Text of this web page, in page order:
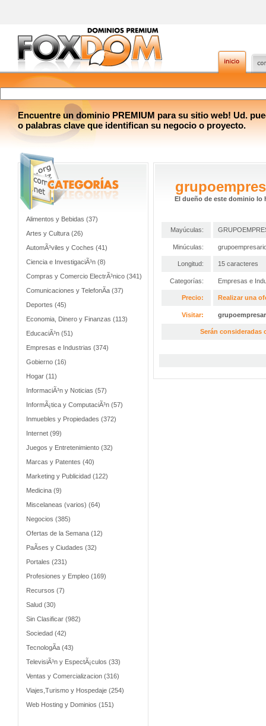
Encuentre un dominio PREMIUM para su sitio web! Ud.
o palabras clave que identifican su negocio o proyecto.
Alimentos y Bebidas (37)
Artes y Cultura (26)
AutomÃ³viles y Coches (41)
Ciencia e InvestigaciÃ³n (8)
Compras y Comercio ElectrÃ³nico (341)
Comunicaciones y TelefonÃ­a (37)
Deportes (45)
Economia, Dinero y Finanzas (113)
EducaciÃ³n (51)
Empresas e Industrias (374)
Gobierno (16)
Hogar (11)
InformaciÃ³n y Noticias (57)
InformÃ¡tica y ComputaciÃ³n (57)
Inmuebles y Propiedades (372)
Internet (99)
Juegos y Entretenimiento (32)
Marcas y Patentes (40)
Marketing y Publicidad (122)
Medicina (9)
Miscelaneas (varios) (64)
Negocios (385)
Ofertas de la Semana (12)
PaÃ­ses y Ciudades (32)
Portales (231)
Profesiones y Empleo (169)
Recursos (7)
Salud (30)
Sin Clasificar (982)
Sociedad (42)
TecnologÃ­a (43)
TelevisiÃ³n y EspectÃ¡culos (33)
Ventas y Comercializacion (316)
Viajes,Turismo y Hospedaje (254)
Web Hosting y Dominios (151)
El dueño de este dominio lo
Mayúculas:
Minúculas:
Longitud: 15 caracteres
Categorías: Empresas e
Precio: Realizar una
Visitar:
Serán consideradas